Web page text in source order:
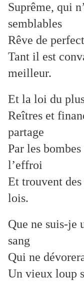
Suprême, qui
semblables
Rêve de
Tant il est
meilleur.
Et la loi du
Reîtres et
partage
Par les
l’effroi
Et trouvent
lois.
Que ne suis-je
sang
Qui ne
Un vieux loup